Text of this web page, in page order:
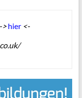
hier<-